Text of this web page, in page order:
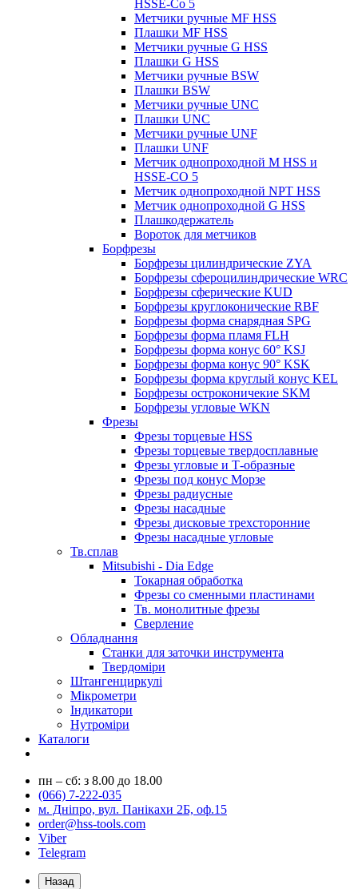
HSSE-Co 5
Метчики ручные MF HSS
Плашки MF HSS
Метчики ручные G HSS
Плашки G HSS
Метчики ручные BSW
Плашки BSW
Метчики ручные UNC
Плашки UNC
Метчики ручные UNF
Плашки UNF
Метчик однопроходной M HSS и
HSSE-CO 5
Метчик однопроходной NPT HSS
Метчик однопроходной G HSS
Плашкодержатель
Вороток для метчиков
Борфрезы
Борфрезы цилиндрические ZYA
Борфрезы сфероцилиндрические WRC
Борфрезы сферические KUD
Борфрезы круглоконические RBF
Борфрезы форма снарядная SPG
Борфрезы форма пламя FLH
Борфрезы форма конус 60° KSJ
Борфрезы форма конус 90° KSK
Борфрезы форма круглый конус KEL
Борфрезы остроконичекие SKM
Борфрезы угловые WKN
Фрезы
Фрезы торцевые HSS
Фрезы торцевые твердосплавные
Фрезы угловые и Т-образные
Фрезы под конус Морзе
Фрезы радиусные
Фрезы насадные
Фрезы дисковые трехсторонние
Фрезы насадные угловые
Тв.сплав
Mitsubishi - Dia Edge
Токарная обработка
Фрезы со сменными пластинами
Тв. монолитные фрезы
Сверление
Обладнання
Станки для заточки инструмента
Твердоміри
Штангенциркулі
Мікрометри
Індикатори
Нутроміри
Каталоги
пн – сб: з 8.00 до 18.00
(066) 7-222-035
м. Дніпро, вул. Панікахи 2Б, оф.15
order@hss-tools.com
Viber
Telegram
Назад